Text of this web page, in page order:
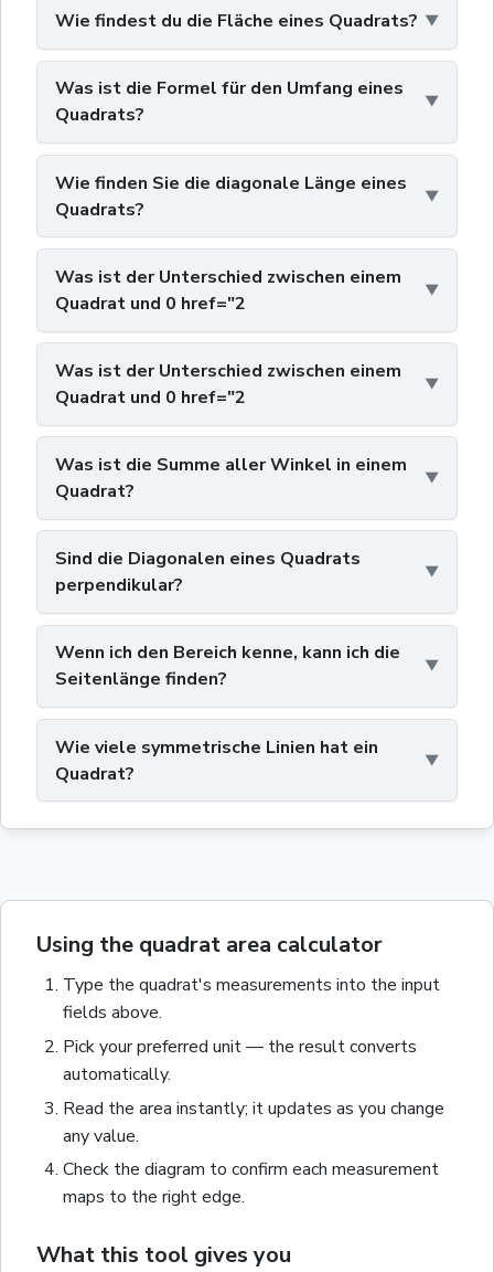
Wie findest du die Fläche eines Quadrats?
Was ist die Formel für den Umfang eines
Quadrats?
Wie finden Sie die diagonale Länge eines
Quadrats?
Was ist der Unterschied zwischen einem
Quadrat und 0 href="2
Was ist der Unterschied zwischen einem
Quadrat und 0 href="2
Was ist die Summe aller Winkel in einem
Quadrat?
Sind die Diagonalen eines Quadrats
perpendikular?
Wenn ich den Bereich kenne, kann ich die
Seitenlänge finden?
Wie viele symmetrische Linien hat ein
Quadrat?
Using the quadrat area calculator
Type the quadrat's measurements into the input
fields above.
Pick your preferred unit — the result converts
automatically.
Read the area instantly; it updates as you change
any value.
Check the diagram to confirm each measurement
maps to the right edge.
What this tool gives you